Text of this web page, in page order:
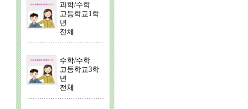
과학/수학
고등학교1학
년
전체
수학/수학
고등학교3학
년
전체